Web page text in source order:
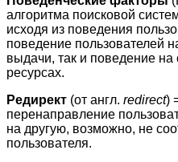
алгоритма поисковой
исходя из поведения
поведение пользователей
выдачи, так и поведение
ресурсах.
Редирект (от англ. redirect)
перенаправление
на другую, возможно, не
пользователя.